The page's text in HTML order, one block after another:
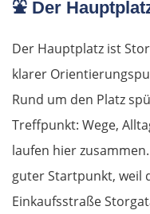
⛲ Der
Der Hauptplatz ist
klarer
Rund um den Platz
Treffpunkt: Wege,
laufen hier
guter Startpunkt, weil
Einkaufsstraße
Nové Zámky
Ungarn Nord
Esztergom
Jászberény